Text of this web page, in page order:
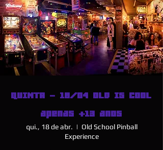
QUINTA - 18/04 OLD IS COOL
apenas +13 anos
qui., 18 de abr.
  |
Old School Pinball
Experience